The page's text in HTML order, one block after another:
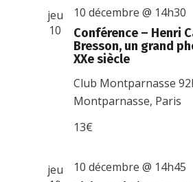
jeu
10
Conférence – Henri
Bresson, un grand
XXe siècle
10 décembre @ 14h30
Club Montparnasse
Montparnasse, Paris
13€
jeu
10 décembre @ 14h45